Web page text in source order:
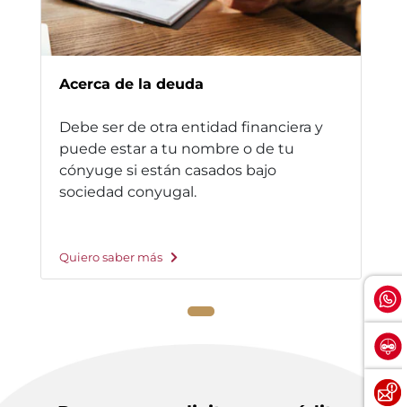
Acerca de la deuda
Debe ser de otra entidad financiera y
puede estar a tu nombre o de tu
cónyuge si están casados bajo
sociedad conyugal.
Quiero saber más